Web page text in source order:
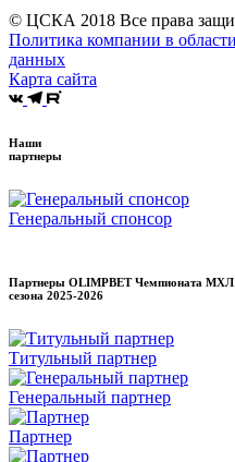
© ЦСКА 2018 Все права
Политика компании в
данных
Карта сайта
Наши
партнеры
Генеральный спонсор
Партнеры OLIMPBET Чемпионата МХЛ
сезона 2025-2026
Титульный партнер
Генеральный партнер
Партнер